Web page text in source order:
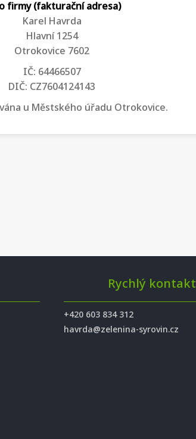
firmy (fakturační adresa)
Karel Havrda
Hlavní 1254
Otrokovice 7602
IČ: 64466507
DIČ: CZ7604124143
u Městského úřadu Otrokovice.
Rychlý kontakt
+420 603 834 312
havrda@zelenina-syrovin.cz